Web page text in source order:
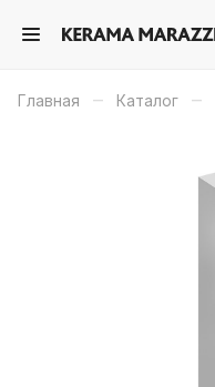
Главная – Каталог –